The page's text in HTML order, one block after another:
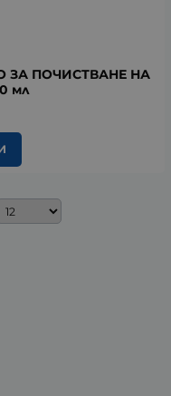
ЗА ПОЧИСТВАНЕ НА
мл